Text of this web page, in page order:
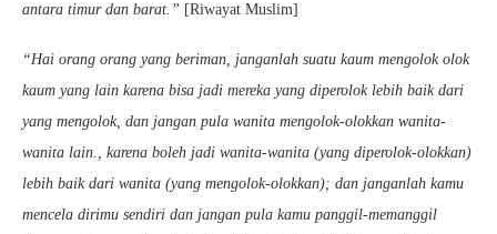
antara timur dan barat.” [Riwayat Muslim]
“Hai orang orang yang beriman, janganlah suatu kaum mengolok olok
kaum yang lain karena bisa jadi mereka yang diperolok lebih baik dari
yang mengolok, dan jangan pula wanita mengolok-olokkan wanita-
wanita lain., karena boleh jadi wanita-wanita (yang diperolok-olokkan)
lebih baik dari wanita (yang mengolok-olokkan); dan janganlah kamu
mencela dirimu sendiri dan jangan pula kamu panggil-memanggil